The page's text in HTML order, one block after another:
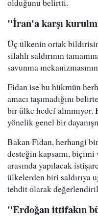
olduğunu belirtti.
"İran'a karşı
Üç ülkenin ortak
silahlı saldırının
savunma
Fidan ise bu hükmün
amacı taşımadığını
bir ülke hedef
yönelik genel bir
Bakan Fidan, herhangi
desteğin kapsamı,
arasında yapılacak
ülkelerden biri saldırıya
tehdit olarak
"Erdoğan ittifakın